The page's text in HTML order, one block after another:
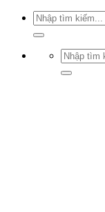
Tìm
kiếm:
Tìm
kiếm: